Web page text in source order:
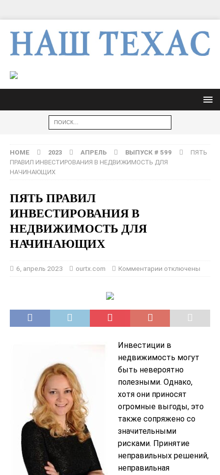
HOME 2023 АПРЕЛЬ ВЫПУСК # 599
ПЯТЬ
ПРАВИЛ ИНВЕСТИРОВАНИЯ В НЕДВИЖИМОСТЬ ДЛЯ
НАЧИНАЮЩИХ
ПЯТЬ ПРАВИЛ
ИНВЕСТИРОВАНИЯ В
НЕДВИЖИМОСТЬ ДЛЯ
НАЧИНАЮЩИХ
6, апрель 2023 ourtx.com Комментарии отключены
Инвестиции в
недвижимость могут
быть невероятно
полезными. Однако,
хотя они приносят
огромные выгоды, это
также сопряжено со
значительными
рисками. Принятие
неправильных решений,
неправильная